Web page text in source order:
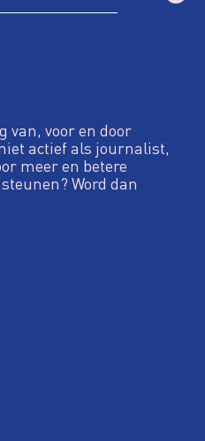
van, voor en door
actief als journalist,
meer en betere
Word dan